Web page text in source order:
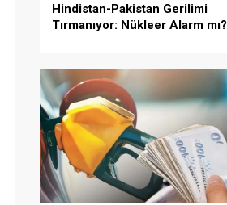
Hindistan-Pakistan Gerilimi
Tırmanıyor: Nükleer Alarm mı?